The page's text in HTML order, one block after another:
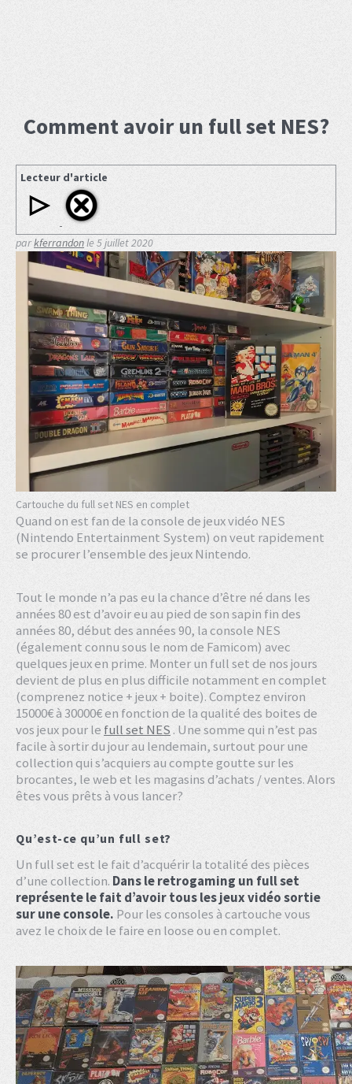
Comment avoir un full set NES?
Lecteur d'article
parkferrandonle 5 juillet 2020
Cartouche du full set NES en complet
Quand on est fan de la console de jeux vidéo NES
(Nintendo Entertainment System) on veut rapidement
se procurer l’ensemble des jeux Nintendo.
Tout le monde n’a pas eu la chance d’être né dans les
années 80 est d’avoir eu au pied de son sapin fin des
années 80, début des années 90, la console NES
(également connu sous le nom de Famicom) avec
quelques jeux en prime. Monter un full set de nos jours
devient de plus en plus difficile notamment en complet
(comprenez notice + jeux + boite). Comptez environ
15000€ à 30000€ en fonction de la qualité des boites de
vos jeux pour le full set NES. Une somme qui n’est pas
facile à sortir du jour au lendemain, surtout pour une
collection qui s’acquiers au compte goutte sur les
brocantes, le web et les magasins d’achats / ventes. Alors
êtes vous prêts à vous lancer?
Qu’est-ce qu’un full set?
Un full set est le fait d’acquérir la totalité des pièces
d’une collection. Dans le retrogaming un full set
représente le fait d’avoir tous les jeux vidéo sortie
sur une console. Pour les consoles à cartouche vous
avez le choix de le faire en loose ou en complet.